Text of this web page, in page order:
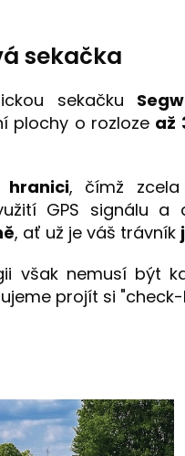
sekačka
sekačku
plochy o rozloze až
, čímž zcela
GPS signálu a
, ať už je váš trávník
však nemusí být
projít si